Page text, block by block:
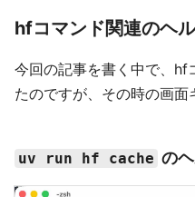
hfコマンド関連のヘ
今回の記事を書く中で、hf
たのですが、その時の画面
uv run hf cache の